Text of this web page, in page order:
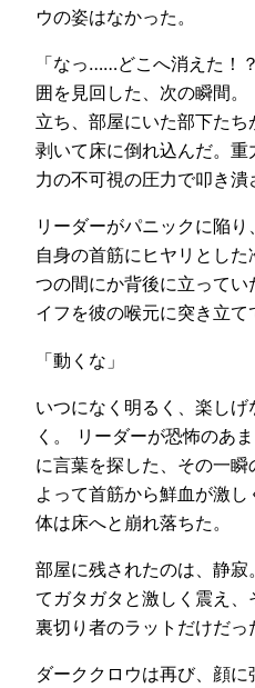
ウの姿はなかった。
「なっ……どこへ消えた！
囲を見回した、次の瞬間
立ち、部屋にいた部下た
剥いて床に倒れ込んだ。
力の不可視の圧力で叩き潰
リーダーがパニックに陥り
自身の首筋にヒヤリとし
つの間にか背後に立って
イフを彼の喉元に突き立て
「動くな」
いつになく明るく、楽し
く。 リーダーが恐怖のあ
に言葉を探した、その一
よって首筋から鮮血が激
体は床へと崩れ落ちた。
部屋に残されたのは、静
てガタガタと激しく震え
裏切り者のラットだけだっ
ダーククロウは再び、顔